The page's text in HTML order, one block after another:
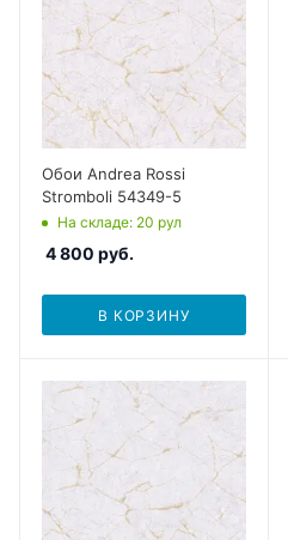
Обои Andrea Rossi
Stromboli 54349-5
На складе: 20 рул
4 800 руб.
В КОРЗИНУ